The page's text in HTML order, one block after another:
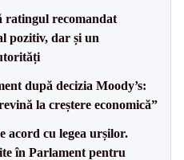
ratingul recomandat
pozitiv, dar și un
după decizia Moody’s:
la creștere economică”
acord cu legea urșilor.
în Parlament pentru